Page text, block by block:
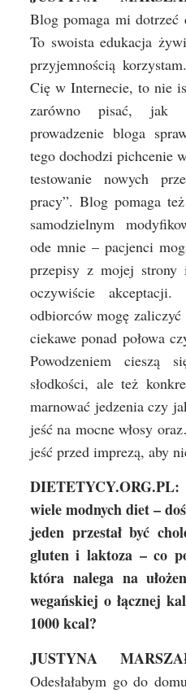
Blog pomaga mi dotrzeć
To swoista edukacja
przyjemnością
Cię w Internecie, to nie
zarówno pisać, jak
prowadzenie bloga
tego dochodzi pichcenie
testowanie nowych
pracy”. Blog pomaga
samodzielnym
ode mnie – pacjenci
przepisy z mojej
oczywiście
odbiorców mogę
ciekawe ponad połowa
Powodzeniem cieszą
słodkości, ale też
marnować jedzenia czy
jeść na mocne włosy
jeść przed imprezą, aby
wiele modnych diet –
jeden przestał być
gluten i laktoza – co
która nalega na
wegańskiej o łącznej
1000 kcal?
JUSTYNA
Odesłałabym go do